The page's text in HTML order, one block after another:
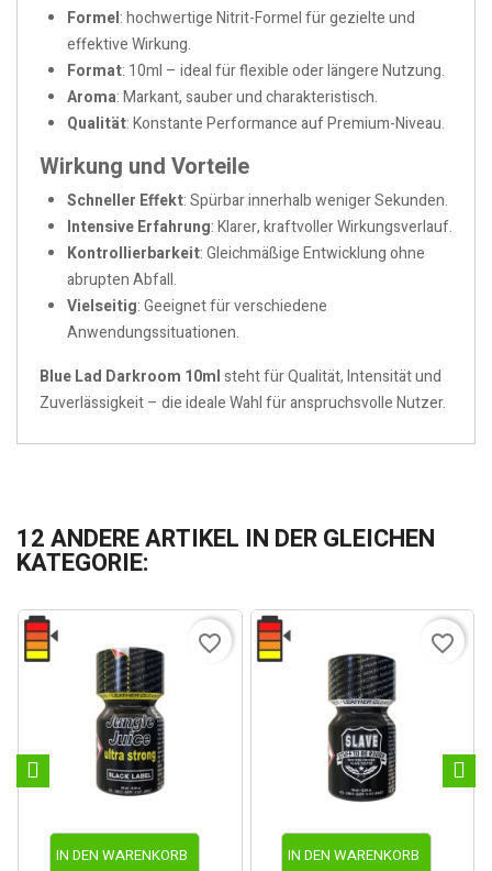
Formel: hochwertige Nitrit-Formel für gezielte und
effektive Wirkung.
Format: 10ml – ideal für flexible oder längere Nutzung.
Aroma: Markant, sauber und charakteristisch.
Qualität: Konstante Performance auf Premium-Niveau.
Wirkung und Vorteile
Schneller Effekt: Spürbar innerhalb weniger Sekunden.
Intensive Erfahrung: Klarer, kraftvoller Wirkungsverlauf.
Kontrollierbarkeit: Gleichmäßige Entwicklung ohne
abrupten Abfall.
Vielseitig: Geeignet für verschiedene
Anwendungssituationen.
Blue Lad Darkroom 10mlsteht für Qualität, Intensität und
Zuverlässigkeit – die ideale Wahl für anspruchsvolle Nutzer.
12 ANDERE ARTIKEL IN DER GLEICHEN
KATEGORIE:
IN DEN WARENKORB
favorite_border
IN DEN WARENKORB
favorite_border